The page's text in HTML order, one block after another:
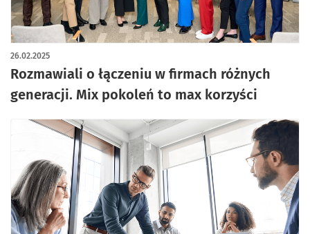
Rozmawiali o łączeniu w firmach różnych
generacji. Mix pokoleń to max korzyści
26.02.2025